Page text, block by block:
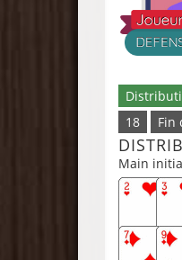
18
Fin
Main